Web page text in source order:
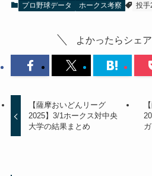
プロ野球データ ホークス考察 投手
よかったらシェ
【薩摩おいどんリーグ
2025】3/1ホークス対中央
大学の結果まとめ